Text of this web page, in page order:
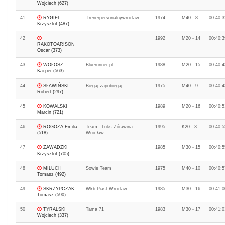
Wojciech (627)
41
RYGIEL
Krzysztof (487)
Trenerpersonalnywroclaw 1974 M40 - 8
42
RAKOTOARISON
Oscar (373)
1992 M20 - 14
43
WOŁOSZ
Kacper (563)
Bluerunner.pl 1988 M20 - 15
44
SŁAWIŃSKI
Robert (297)
Biegaj-zapobiegaj 1975 M40 - 9
45
KOWALSKI
Marcin (721)
1989 M20 - 16
46
ROGOZA Emilia
(518)
Team - Luks Żórawina -
Wrocław
1995 K20 - 3
47
ZAWADZKI
Krzysztof (705)
1985 M30 - 15
48
MIŁUCH
Tomasz (492)
Sowie Team 1975 M40 - 10
49
SKRZYPCZAK
Tomasz (590)
Wkb Piast Wrocław 1985 M30 - 16
50
TYRALSKI
Wojciech (337)
Tama 71 1983 M30 - 17